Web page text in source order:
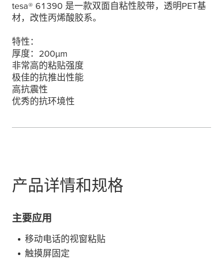
tesa® 61390 是一款双面自粘性胶带，透明PET基
材，改性丙烯酸胶系。
特性：
厚度：200µm
非常高的粘贴强度
极佳的抗推出性能
高抗震性
优秀的抗环境性
产品详情和规格
主要应用
移动电话的视窗粘贴
触摸屏固定